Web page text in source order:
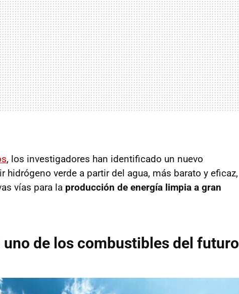
, los investigadores han identificado un nuevo
hidrógeno verde a partir del agua, más barato y eficaz,
vías para la producción de energía limpia a gran
uno de los combustibles del futuro